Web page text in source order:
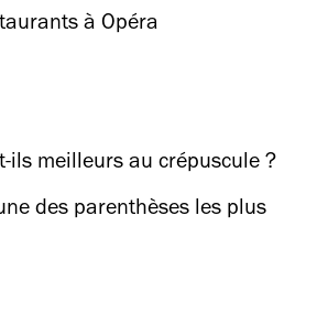
à Opéra
ils meilleurs au crépuscule ?
pour le savoir !
des parenthèses les plus
rouvre enfin !